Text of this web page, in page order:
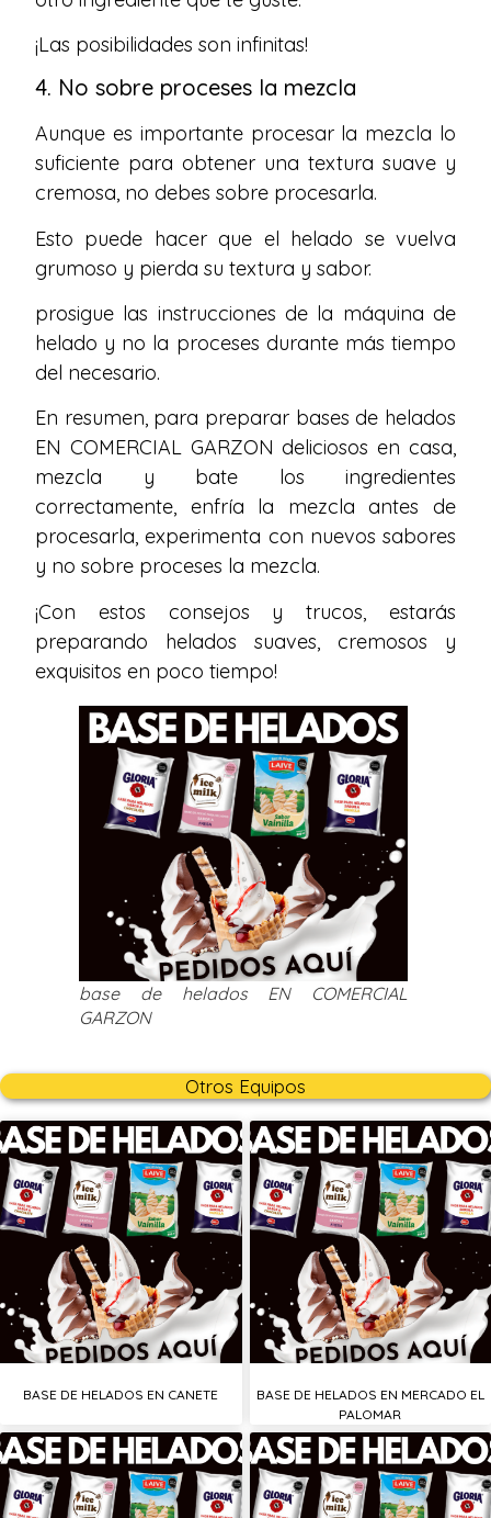
¡Las posibilidades son infinitas!
4. No sobre proceses la mezcla
Aunque es importante procesar la mezcla lo
suficiente para obtener una textura suave y
cremosa, no debes sobre procesarla.
Esto puede hacer que el helado se vuelva
grumoso y pierda su textura y sabor.
prosigue las instrucciones de la máquina de
helado y no la proceses durante más tiempo
del necesario.
En resumen, para preparar bases de helados
EN COMERCIAL GARZON deliciosos en casa,
mezcla y bate los ingredientes
correctamente, enfría la mezcla antes de
procesarla, experimenta con nuevos sabores
y no sobre proceses la mezcla.
¡Con estos consejos y trucos, estarás
preparando helados suaves, cremosos y
exquisitos en poco tiempo!
base de helados EN COMERCIAL
GARZON
Otros Equipos
BASE DE HELADOS EN CANETE
BASE DE HELADOS EN MERCADO EL
PALOMAR